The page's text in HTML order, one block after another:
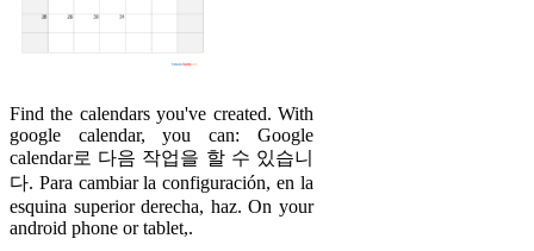
Find the calendars you've created. With
google calendar, you can: Google
calendar로 다음 작업을 할 수 있습니
다. Para cambiar la configuración, en la
esquina superior derecha, haz. On your
android phone or tablet,.